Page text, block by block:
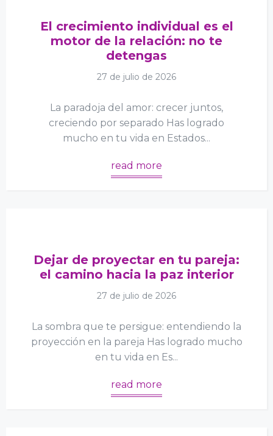
El crecimiento individual es el
motor de la relación: no te
detengas
27 de julio de 2026
La paradoja del amor: crecer juntos,
creciendo por separado Has logrado
mucho en tu vida en Estados...
read more
Dejar de proyectar en tu pareja:
el camino hacia la paz interior
27 de julio de 2026
La sombra que te persigue: entendiendo la
proyección en la pareja Has logrado mucho
en tu vida en Es...
read more